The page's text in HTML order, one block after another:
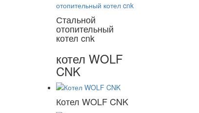
Стальной
отопительный
котел cnk
котел WOLF
CNK
Котел WOLF CNK